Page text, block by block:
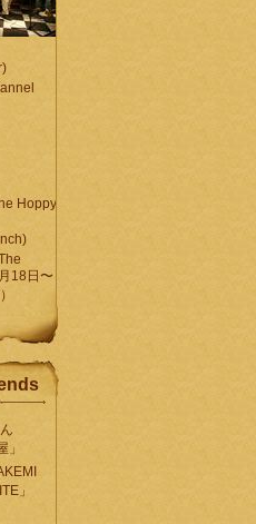
Hoppy.
18日〜
」
」